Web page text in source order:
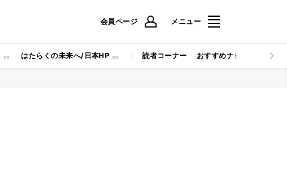
会員ページ メニュー
はたらくの未来へ/日本HP 読者コーナー おすすめナビ マイナビ